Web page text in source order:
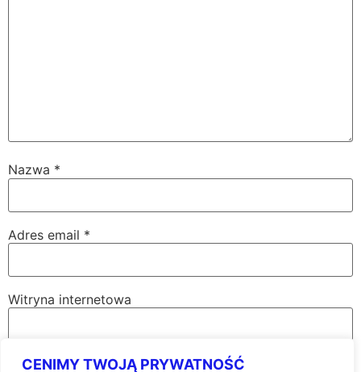
CENIMY TWOJĄ PRYWATNOŚĆ
Nazwa *
Adres email *
Witryna internetowa